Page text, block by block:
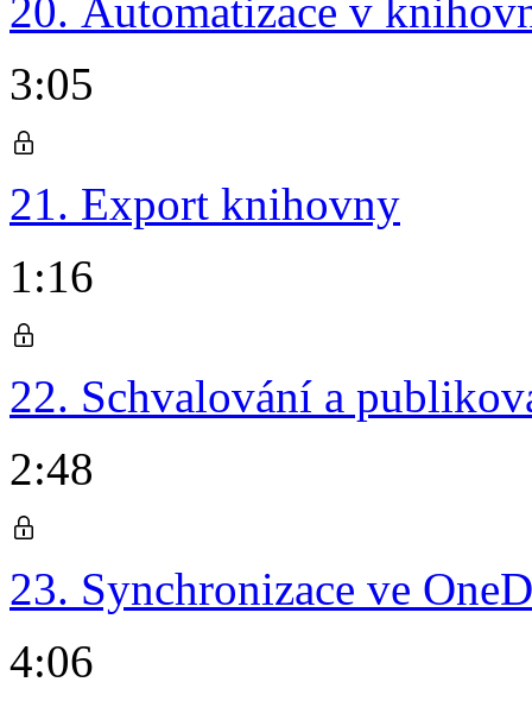
20. Automatizace v
3:05
21. Export knihovny
1:16
22. Schvalování a
2:48
23. Synchronizace ve
4:06